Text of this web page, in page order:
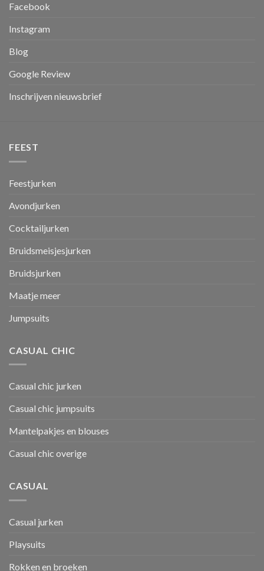
Facebook
Instagram
Blog
Google Review
Inschrijven nieuwsbrief
FEEST
Feestjurken
Avondjurken
Cocktailjurken
Bruidsmeisjesjurken
Bruidsjurken
Maatje meer
Jumpsuits
CASUAL CHIC
Casual chic jurken
Casual chic jumpsuits
Mantelpakjes en blouses
Casual chic overige
CASUAL
Casual jurken
Playsuits
Rokken en broeken